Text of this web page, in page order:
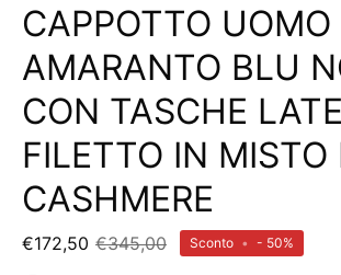
CAPPOTTO UOMO
AMARANTO BLU
CON TASCHE
FILETTO IN MISTO
CASHMERE
€172,50 €345,00 Sconto • - 50%